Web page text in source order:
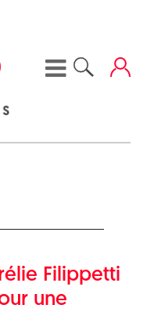
Filippetti
une